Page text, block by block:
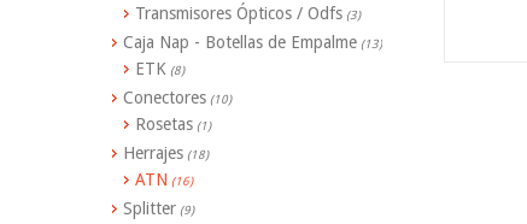
Transmisores Ópticos / Odfs (3)
Caja Nap - Botellas de Empalme (13)
ETK (8)
Conectores (10)
Rosetas (1)
Herrajes (18)
ATN (16)
Splitter (9)